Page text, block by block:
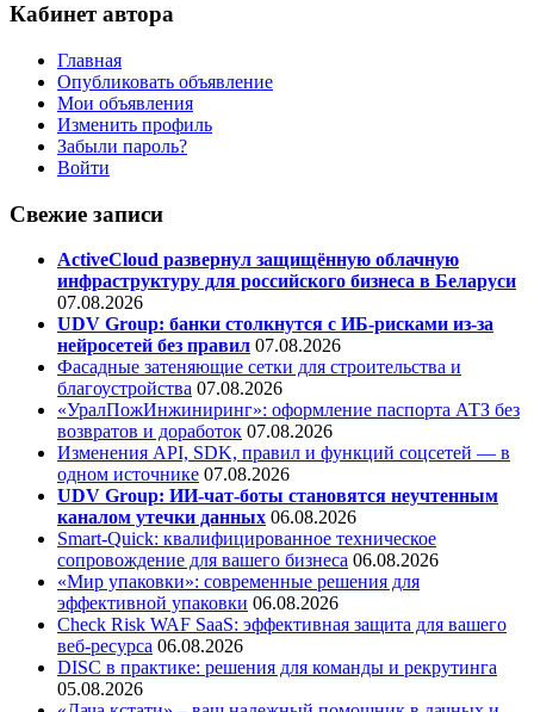
Кабинет автора
Главная
Опубликовать объявление
Мои объявления
Изменить профиль
Забыли пароль?
Войти
Свежие записи
ActiveCloud развернул защищённую облачную
инфраструктуру для российского бизнеса в Беларуси
07.08.2026
UDV Group: банки столкнутся с ИБ-рисками из-за
нейросетей без правил 07.08.2026
Фасадные затеняющие сетки для строительства и
благоустройства 07.08.2026
«УралПожИнжиниринг»: оформление паспорта АТЗ без
возвратов и доработок 07.08.2026
Изменения API, SDK, правил и функций соцсетей — в
одном источнике 07.08.2026
UDV Group: ИИ-чат-боты становятся неучтенным
каналом утечки данных 06.08.2026
Smart-Quick: квалифицированное техническое
сопровождение для вашего бизнеса 06.08.2026
«Мир упаковки»: современные решения для
эффективной упаковки 06.08.2026
Check Risk WAF SaaS: эффективная защита для вашего
веб-ресурса 06.08.2026
DISC в практике: решения для команды и рекрутинга
05.08.2026